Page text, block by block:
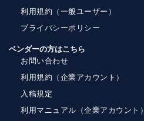
利用規約（一般ユーザー）
プライバシーポリシー
ベンダーの方はこちら
お問い合わせ
利用規約（企業アカウント）
入稿規定
利用マニュアル（企業アカウント）